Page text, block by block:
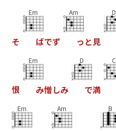
そ
Em
ばでず
Am
っ と 見
D
恨
Em
み憎しみ
D
で満
C
Em Am B